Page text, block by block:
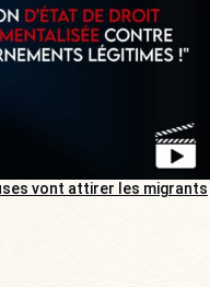
vont attirer les migrants